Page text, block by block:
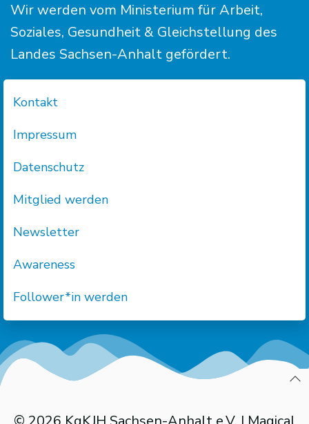
Wir werden vom Ministerium für Arbeit,
Soziales, Gesundheit & Gleichstellung des
Landes Sachsen-Anhalt gefördert.
Kontakt
Impressum
Datenschutz
Mitglied werden
Newsletter
Awareness
Follower*in werden